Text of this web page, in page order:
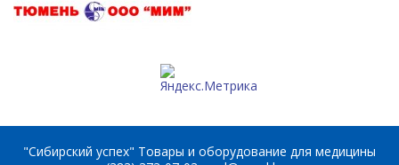
"Сибирский успех" Товары и оборудование для медицины